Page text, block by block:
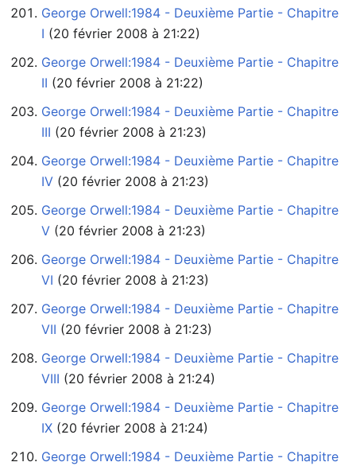
George Orwell:1984 - Deuxième Partie - Chapitre
I ‏‎ (20 février 2008 à 21:22)
George Orwell:1984 - Deuxième Partie - Chapitre
II ‏‎ (20 février 2008 à 21:22)
George Orwell:1984 - Deuxième Partie - Chapitre
III ‏‎ (20 février 2008 à 21:23)
George Orwell:1984 - Deuxième Partie - Chapitre
IV ‏‎ (20 février 2008 à 21:23)
George Orwell:1984 - Deuxième Partie - Chapitre
V ‏‎ (20 février 2008 à 21:23)
George Orwell:1984 - Deuxième Partie - Chapitre
VI ‏‎ (20 février 2008 à 21:23)
George Orwell:1984 - Deuxième Partie - Chapitre
VII ‏‎ (20 février 2008 à 21:23)
George Orwell:1984 - Deuxième Partie - Chapitre
VIII ‏‎ (20 février 2008 à 21:24)
George Orwell:1984 - Deuxième Partie - Chapitre
IX ‏‎ (20 février 2008 à 21:24)
George Orwell:1984 - Deuxième Partie - Chapitre